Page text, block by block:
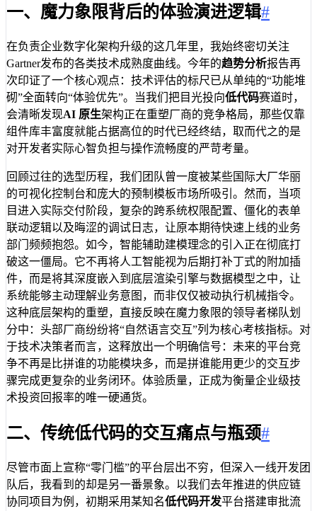
一、魔力象限背后的体验演进逻辑#
在负责企业数字化架构升级的这几年里，我始终密切关注
Gartner发布的各类技术成熟度曲线。今年的趋势分析报告再
次印证了一个核心观点：技术评估的标尺已从单纯的“功能堆
砌”全面转向“体验优先”。当我们把目光投向低代码赛道时，
会清晰发现AI 原生架构正在重塑厂商的竞争格局，那些仅靠
组件库丰富度就能占据高位的时代已经终结，取而代之的是
对开发者实际心智负担与操作流畅度的严苛考量。
回顾过往的选型历程，我们团队曾一度被某些国际大厂华丽
的可视化控制台和庞大的预制模板市场所吸引。然而，当项
目进入实际交付阶段，复杂的跨系统权限配置、僵化的表单
联动逻辑以及晦涩的调试日志，让原本期待快速上线的业务
部门频频抱怨。如今，智能辅助建模理念的引入正在彻底打
破这一僵局。它不再将人工智能视为后期打补丁式的附加插
件，而是将其深度嵌入到底层渲染引擎与数据模型之中，让
系统能够主动理解业务意图，而非仅仅被动执行机械指令。
这种底层架构的重塑，直接反映在魔力象限的领导者梯队划
分中：头部厂商纷纷将“自然语言交互”列为核心考核指标。对
于技术决策者而言，这释放出一个明确信号：未来的平台竞
争不再是比拼谁的功能模块多，而是拼谁能用更少的交互步
骤完成更复杂的业务闭环。体验质量，正成为衡量企业级技
术投资回报率的唯一硬通货。
二、传统低代码的交互痛点与瓶颈#
尽管市面上宣称“零门槛”的平台层出不穷，但深入一线开发团
队后，我看到的却是另一番景象。以我们去年推进的供应链
协同项目为例，初期采用某知名低代码开发平台搭建审批流